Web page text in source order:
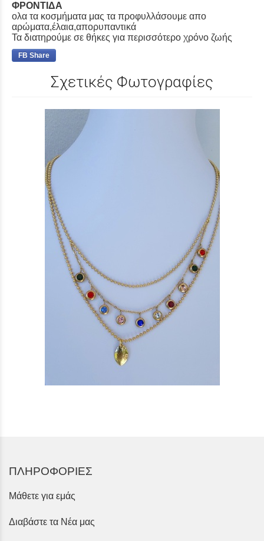
ΦΡΟΝΤΙΔΑ
ολα τα κοσμήματα μας τα προφυλλάσουμε απο
αρώματα,έλαια,απορυπαντικά
Τα διατηρούμε σε θήκες για περισσότερο χρόνο ζωής
FB Share
Σχετικές Φωτογραφίες
ΠΛΗΡΟΦΟΡΙΕΣ
Μάθετε για εμάς
Διαβάστε τα Νέα μας